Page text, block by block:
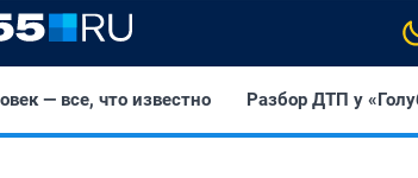
— все, что известно Разбор ДТП у